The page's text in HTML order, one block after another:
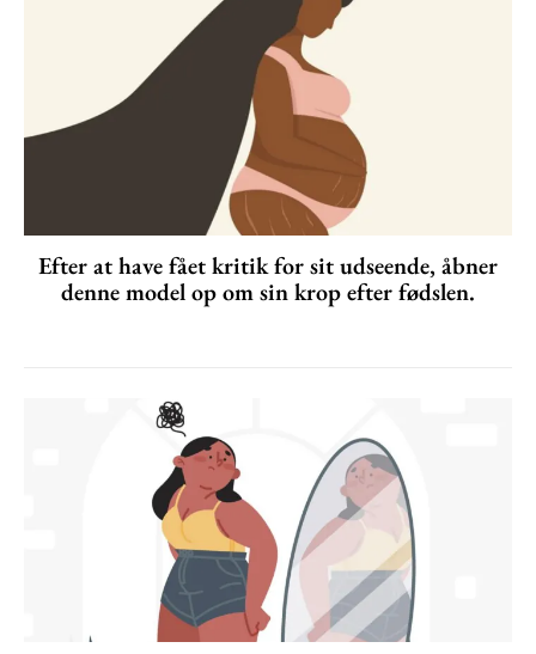
Efter at have fået kritik for sit udseende, åbner
denne model op om sin krop efter fødslen.